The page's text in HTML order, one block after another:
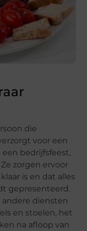
die
voor een
bedrijfsfeest,
zorgen ervoor
is en dat alles
gepresenteerd.
diensten
en stoelen, het
na afloop van